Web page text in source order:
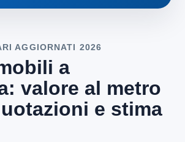
AGGIORNATI 2026
a
valore al metro
e stima